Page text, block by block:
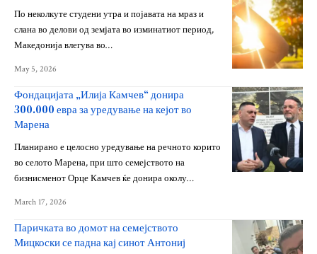
По неколкуте студени утра и појавата на мраз и
слана во делови од земјата во изминатиот период,
Македонија влегува во…
May 5, 2026
Фондацијата „Илија Камчев“ донира
300.000 евра за уредување на кејот во
Марена
Планирано е целосно уредување на речното корито
во селото Марена, при што семејството на
бизнисменот Орце Камчев ќе донира околу…
March 17, 2026
Паричката во домот на семејството
Мицкоски се падна кај синот Антониј